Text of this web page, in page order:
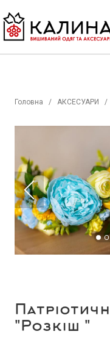
Головна АКСЕСУАРИ
"Розкіш "